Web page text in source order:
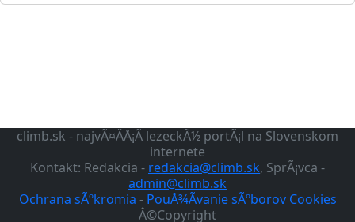
climb.sk - najvÃ¤ÄÅ¡Ã­ lezeckÃ½ portÃ¡l na Slovenskom
internete
Kontakt: Redakcia - redakcia@climb.sk, SprÃ¡vca -
admin@climb.sk
Ochrana sÃºkromia - PouÅ¾Ã­vanie sÃºborov Cookies
Â©Copyright